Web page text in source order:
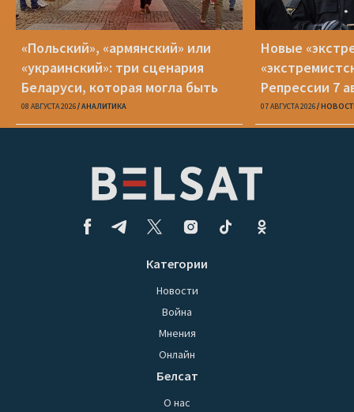
«Польский», «армянский» или
«украинский»: три сценария
Беларуси, которая могла быть
08 АВГУСТА 2026 АНАЛИТИКА
Новые
Репрессии 7
07 АВГУСТА 2026
Категории
Новости
Война
Мнения
Онлайн
Белсат
О нас